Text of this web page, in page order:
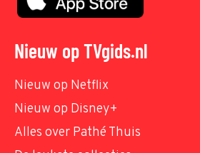
Nieuw op TVgids.nl
Nieuw op Netflix
Nieuw op Disney+
Alles over Pathé Thuis